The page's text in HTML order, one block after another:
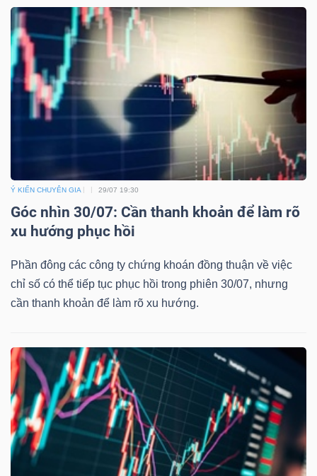
Ý KIẾN CHUYÊN GIA 29/07 19:30
Góc nhìn 30/07: Cần thanh khoản để làm rõ
xu hướng phục hồi
Phần đông các công ty chứng khoán đồng thuận về việc
chỉ số có thể tiếp tục phục hồi trong phiên 30/07, nhưng
cần thanh khoản để làm rõ xu hướng.